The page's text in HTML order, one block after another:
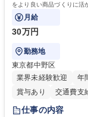
をより良い商品づくりに活
月給
30万円
勤務地
東京都中野区
業界未経験歓迎
年
賞与あり
交通費支
仕事の内容